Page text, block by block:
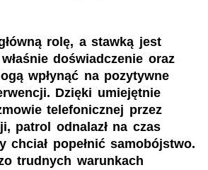
rolę, a stawką jest
doświadczenie oraz
wpłynąć na pozytywne
Dzięki umiejętnie
telefonicznej przez
patrol odnalazł na czas
chciał popełnić samobójstwo.
trudnych warunkach